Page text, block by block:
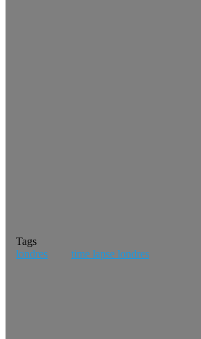
Tags
londres
time lapse londres